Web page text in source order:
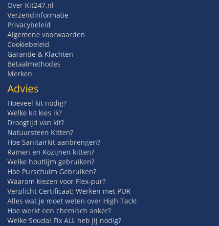
Over Kit247.nl
Verzendinformatie
Privacybeleid
Algemene voorwaarden
Cookiebeleid
Garantie & Klachten
Betaalmethodes
Merken
Advies
Hoeveel kit nodig?
Welke kit kies ik?
Droogtijd van kit?
Natuursteen Kitten?
Hoe Sanitairkit aanbrengen?
Ramen en Kozijnen kitten?
Welke houtlijm gebruiken?
Hoe Purschuim Gebruiken?
Waarom kiezen voor Flex-pur?
Verplicht Certificaat: Werken met PUR
Alles wat je moet weten over High Tack!
Hoe werkt een chemisch anker?
Welke Soudal Fix ALL heb jij nodig?